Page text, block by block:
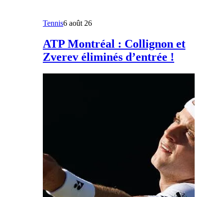
Tennis6 août 26
ATP Montréal : Collignon et
Zverev éliminés d’entrée !